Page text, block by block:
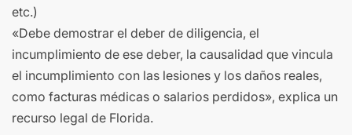
etc.)
«Debe demostrar el deber de diligencia, el
incumplimiento de ese deber, la causalidad que vincula
el incumplimiento con las lesiones y los daños reales,
como facturas médicas o salarios perdidos», explica un
recurso legal de Florida.